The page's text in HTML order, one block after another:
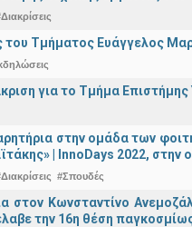
του Τμήματος Ευάγγελος
για το Τμήμα
στην ομάδα των
| InnoDays 2022,
#Σπουδές
στον Κωνσταντίνο
την 16η θέση